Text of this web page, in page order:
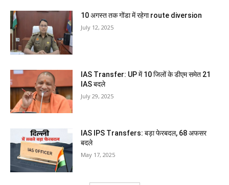
10 अगस्त तक गोंडा में रहेगा route diversion
July 12, 2025
IAS Transfer: UP में 10 जिलों के डीएम समेत 21
IAS बदले
July 29, 2025
IAS IPS Transfers: बड़ा फेरबदल, 68 अफसर
बदले
May 17, 2025